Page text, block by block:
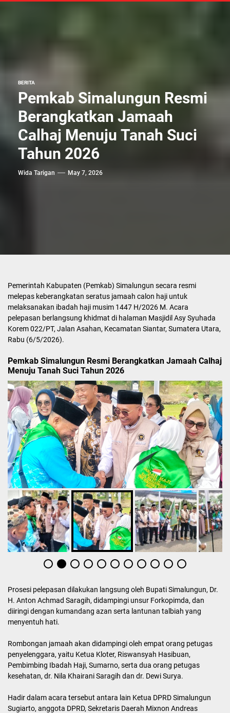
BERITA
Pemkab Simalungun Resmi
Berangkatkan Jamaah
Calhaj Menuju Tanah Suci
Tahun 2026
Wida Tarigan May 7, 2026
Pemerintah Kabupaten (Pemkab) Simalungun secara resmi
melepas keberangkatan seratus jamaah calon haji untuk
melaksanakan ibadah haji musim 1447 H/2026 M. Acara
pelepasan berlangsung khidmat di halaman Masjidil Asy Syuhada
Korem 022/PT, Jalan Asahan, Kecamatan Siantar, Sumatera Utara,
Rabu (6/5/2026).
Pemkab Simalungun Resmi Berangkatkan Jamaah Calhaj
Menuju Tanah Suci Tahun 2026
Prosesi pelepasan dilakukan langsung oleh Bupati Simalungun, Dr.
H. Anton Achmad Saragih, didampingi unsur Forkopimda, dan
diiringi dengan kumandang azan serta lantunan talbiah yang
menyentuh hati.
Rombongan jamaah akan didampingi oleh empat orang petugas
penyelenggara, yaitu Ketua Kloter, Riswansyah Hasibuan,
Pembimbing Ibadah Haji, Sumarno, serta dua orang petugas
kesehatan, dr. Nila Khairani Saragih dan dr. Dewi Surya.
Hadir dalam acara tersebut antara lain Ketua DPRD Simalungun
Sugiarto, anggota DPRD, Sekretaris Daerah Mixnon Andreas